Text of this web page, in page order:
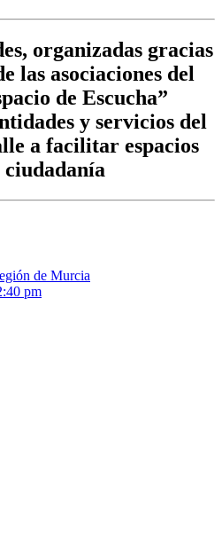
organizadas gracias
las asociaciones del
de Escucha”
y servicios del
a facilitar espacios
ciudadanía
de Murcia
pm